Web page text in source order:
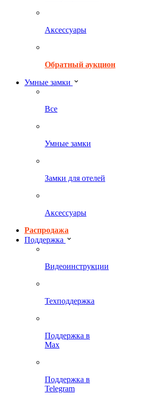
Аксессуары
Обратный аукцион
Умные замки
Все
Умные замки
Замки для отелей
Аксессуары
Распродажа
Поддержка
Видеоинструкции
Техподдержка
Поддержка в
Max
Поддержка в
Telegram